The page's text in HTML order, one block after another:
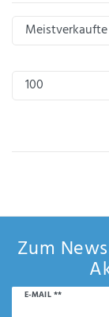
Zum
E-MAIL **
Newsletter